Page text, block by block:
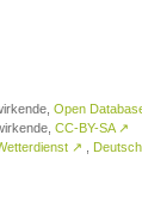
Open
CC-BY-SA ↗
↗